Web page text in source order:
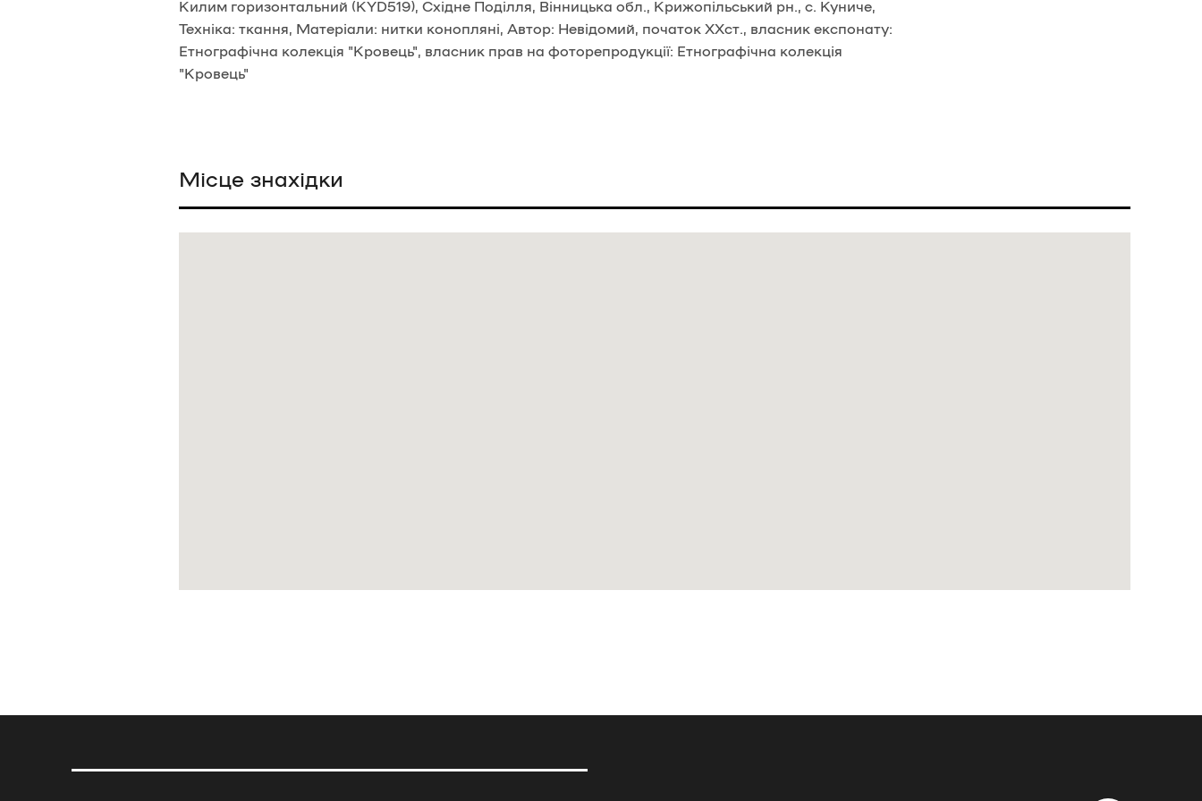
Килим горизонтальний (KYD519), Східне Поділля, Вінницька обл., Крижопільський рн., с. Куниче,
Техніка: ткання, Матеріали: нитки конопляні, Автор: Невідомий, початок ХХст., власник експонату:
Етнографічна колекція "Кровець", власник прав на фоторепродукції: Етнографічна колекція
"Кровець"
Місце знахідки